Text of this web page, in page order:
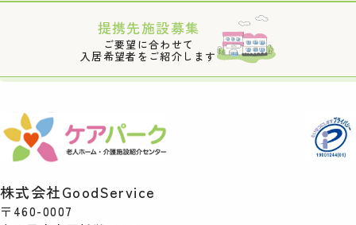
株式会社GoodService
〒460-0007
提携先施設募集
ご要望に合わせて
入居希望者をご紹介します